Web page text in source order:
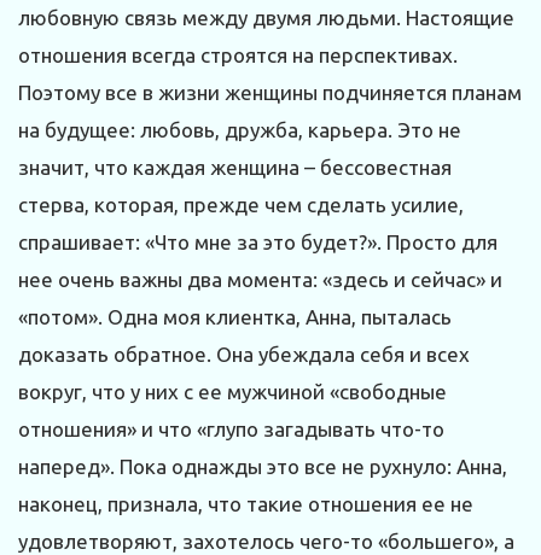
любовную связь между двумя людьми. Настоящие
отношения всегда строятся на перспективах.
Поэтому все в жизни женщины подчиняется планам
на будущее: любовь, дружба, карьера. Это не
значит, что каждая женщина – бессовестная
стерва, которая, прежде чем сделать усилие,
спрашивает: «Что мне за это будет?». Просто для
нее очень важны два момента: «здесь и сейчас» и
«потом». Одна моя клиентка, Анна, пыталась
доказать обратное. Она убеждала себя и всех
вокруг, что у них с ее мужчиной «свободные
отношения» и что «глупо загадывать что-то
наперед». Пока однажды это все не рухнуло: Анна,
наконец, признала, что такие отношения ее не
удовлетворяют, захотелось чего-то «большего», а